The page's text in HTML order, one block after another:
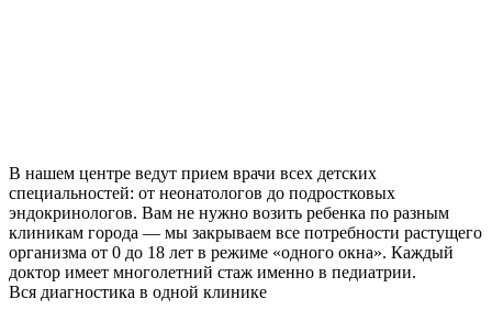
В нашем центре ведут прием врачи всех детских
специальностей: от неонатологов до подростковых
эндокринологов. Вам не нужно возить ребенка по разным
клиникам города — мы закрываем все потребности растущего
организма от 0 до 18 лет в режиме «одного окна». Каждый
доктор имеет многолетний стаж именно в педиатрии.
Вся диагностика в одной клинике